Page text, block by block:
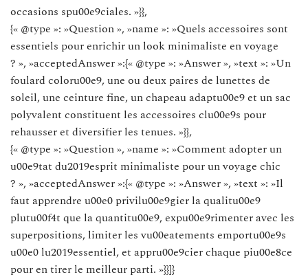
occasions spu00e9ciales. »}},
{« @type »: »Question », »name »: »Quels accessoires sont
essentiels pour enrichir un look minimaliste en voyage
? », »acceptedAnswer »:{« @type »: »Answer », »text »: »Un
foulard coloru00e9, une ou deux paires de lunettes de
soleil, une ceinture fine, un chapeau adaptu00e9 et un sac
polyvalent constituent les accessoires clu00e9s pour
rehausser et diversifier les tenues. »}},
{« @type »: »Question », »name »: »Comment adopter un
u00e9tat du2019esprit minimaliste pour un voyage chic
? », »acceptedAnswer »:{« @type »: »Answer », »text »: »Il
faut apprendre u00e0 privilu00e9gier la qualitu00e9
plutu00f4t que la quantitu00e9, expu00e9rimenter avec les
superpositions, limiter les vu00eatements emportu00e9s
u00e0 lu2019essentiel, et appru00e9cier chaque piu00e8ce
pour en tirer le meilleur parti. »}}]}